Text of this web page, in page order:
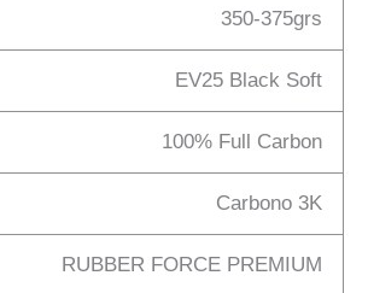
350-375grs
EV25 Black Soft
100% Full Carbon
Carbono 3K
RUBBER FORCE PREMIUM